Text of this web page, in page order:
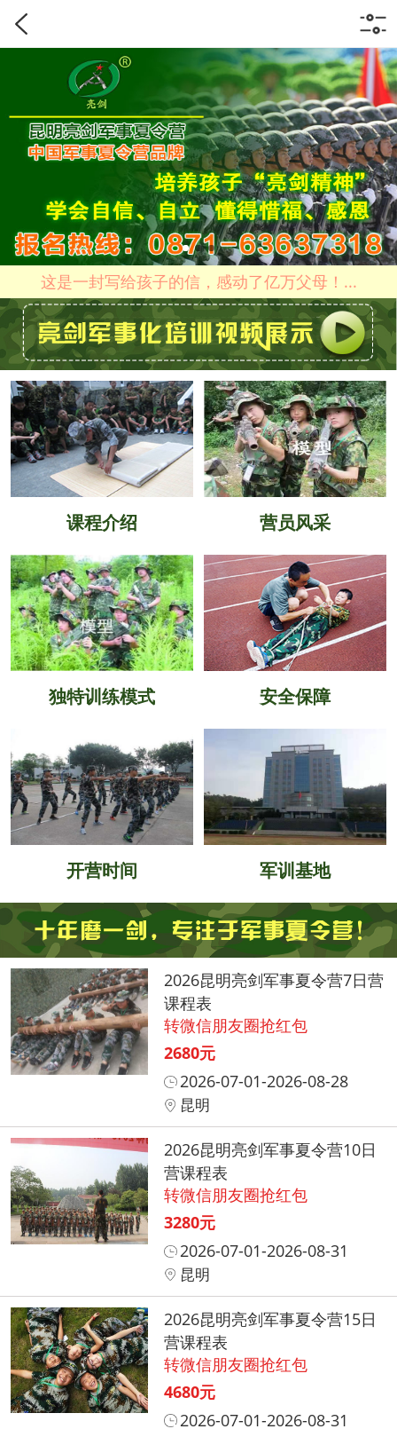
这是一封写给孩子的信，感动了亿万父母！...
课程介绍 营员风采
独特训练模式 安全保障
开营时间 军训基地
2026昆明亮剑军事夏令营7日营
课程表
转微信朋友圈抢红包
2680元
2026-07-01-2026-08-28
昆明
2026昆明亮剑军事夏令营10日
营课程表
转微信朋友圈抢红包
3280元
2026-07-01-2026-08-31
昆明
2026昆明亮剑军事夏令营15日
营课程表
转微信朋友圈抢红包
4680元
2026-07-01-2026-08-31